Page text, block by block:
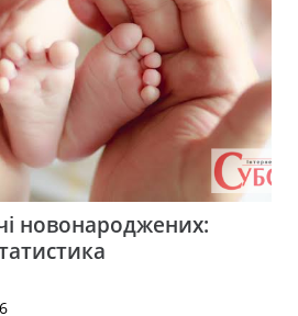
новонароджених: